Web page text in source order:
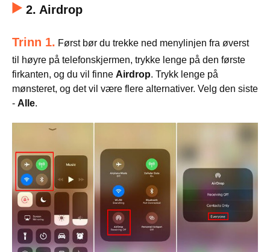
2. Airdrop
Trinn 1. Først bør du trekke ned menylinjen fra øverst
til høyre på telefonskjermen, trykke lenge på den første
firkanten, og du vil finne Airdrop. Trykk lenge på
mønsteret, og det vil være flere alternativer. Velg den siste
- Alle.